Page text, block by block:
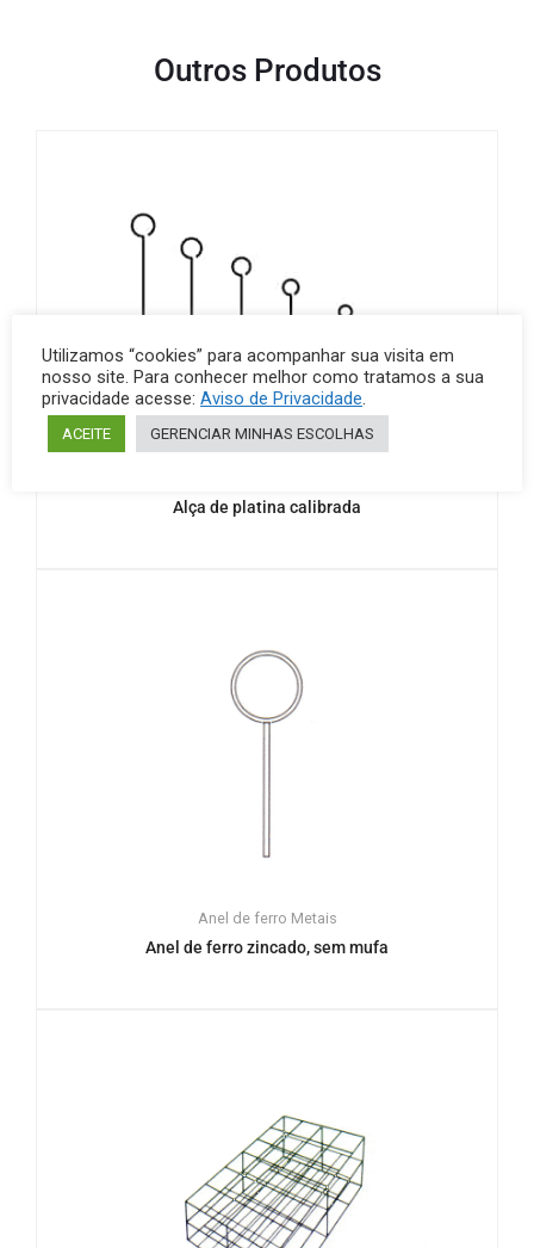
Outros Produtos
Alça de platina calibrada
Anel de ferro Metais
Anel de ferro zincado, sem mufa
Utilizamos “cookies” para acompanhar sua visita em
nosso site. Para conhecer melhor como tratamos a sua
privacidade acesse: Aviso de Privacidade.
ACEITE GERENCIAR MINHAS ESCOLHAS